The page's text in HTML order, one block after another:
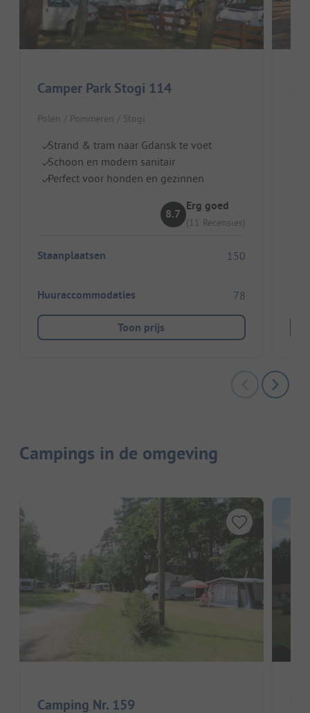
Camper Park Stogi 114
Polen / Pommeren / Stogi
Strand & tram naar Gdansk te voet
Schoon en modern sanitair
Perfect voor honden en gezinnen
8.7
Erg goed
(11 Recensies)
Staanplaatsen 150
Huuraccommodaties 78
Toon prijs
Campings in de omgeving
Camping Nr. 159